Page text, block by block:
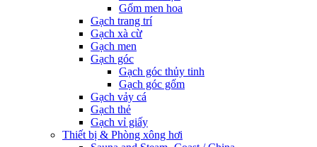
Gốm men hoa
Gạch trang trí
Gạch xà cừ
Gạch men
Gạch góc
Gạch góc thủy tinh
Gạch góc gốm
Gạch vảy cá
Gạch thẻ
Gạch vỉ giấy
Thiết bị & Phòng xông hơi